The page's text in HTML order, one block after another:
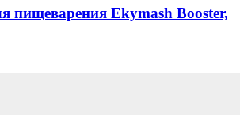
пищеварения Ekymash Booster,